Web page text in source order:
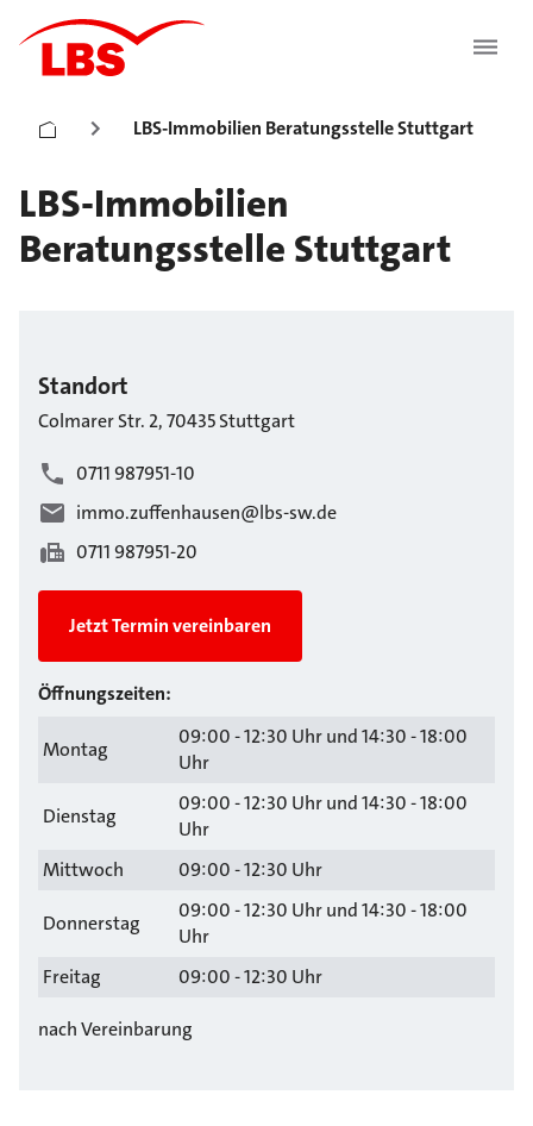
LBS-Immobilien Beratungsstelle Stuttgart
LBS-Immobilien
Beratungsstelle Stuttgart
Standort
Colmarer Str. 2,70435Stuttgart
0711 987951-10
immo.zuffenhausen@lbs-sw.de
0711 987951-20
Jetzt Termin vereinbaren
Öffnungszeiten:
Montag
09:00 - 12:30 Uhr und 14:30 - 18:00
Uhr
Dienstag
09:00 - 12:30 Uhr und 14:30 - 18:00
Uhr
Mittwoch
09:00 - 12:30 Uhr
Donnerstag
09:00 - 12:30 Uhr und 14:30 - 18:00
Uhr
Freitag
09:00 - 12:30 Uhr
nach Vereinbarung